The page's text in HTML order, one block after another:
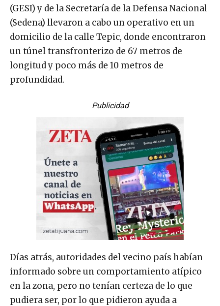
(GESI) y de la Secretaría de la Defensa Nacional
(Sedena) llevaron a cabo un operativo en un
domicilio de la calle Tepic, donde encontraron
un túnel transfronterizo de 67 metros de
longitud y poco más de 10 metros de
profundidad.
Publicidad
Días atrás, autoridades del vecino país habían
informado sobre un comportamiento atípico
en la zona, pero no tenían certeza de lo que
pudiera ser, por lo que pidieron ayuda a